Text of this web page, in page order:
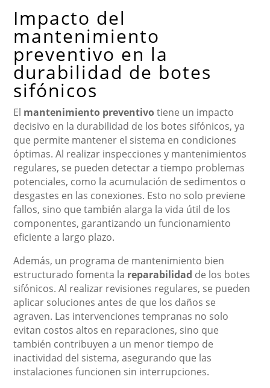
Impacto del
mantenimiento
preventivo en la
durabilidad de botes
sifónicos
El mantenimiento preventivotiene un impacto
decisivo en la durabilidad de los botes sifónicos, ya
que permite mantener el sistema en condiciones
óptimas. Al realizar inspecciones y mantenimientos
regulares, se pueden detectar a tiempo problemas
potenciales, como la acumulación de sedimentos o
desgastes en las conexiones. Esto no solo previene
fallos, sino que también alarga la vida útil de los
componentes, garantizando un funcionamiento
eficiente a largo plazo.
Además, un programa de mantenimiento bien
estructurado fomenta la reparabilidad de los botes
sifónicos. Al realizar revisiones regulares, se pueden
aplicar soluciones antes de que los daños se
agraven. Las intervenciones tempranas no solo
evitan costos altos en reparaciones, sino que
también contribuyen a un menor tiempo de
inactividad del sistema, asegurando que las
instalaciones funcionen sin interrupciones.